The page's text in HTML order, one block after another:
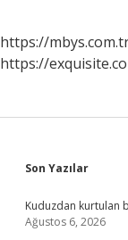
https://
https://
Sidebar
Son Yazılar
Kuduzdan kurtulan
Ağustos 6, 2026